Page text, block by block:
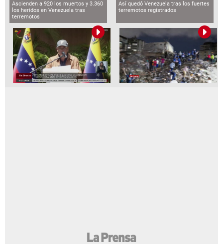
Ascienden a 920 los muertos y 3.360
los heridos en Venezuela tras
terremotos
Así quedó Venezuela tras los fuertes
terremotos registrados